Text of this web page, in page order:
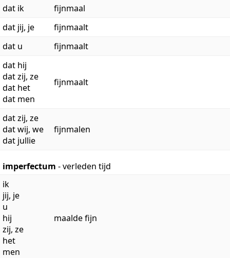
dat ik
fijnmaal
dat jij, je
fijnmaalt
dat u
fijnmaalt
dat hij
dat zij, ze
dat het
dat men
fijnmaalt
dat zij, ze
dat wij, we
dat jullie
fijnmalen
imperfectum - verleden tijd
ik
jij, je
u
hij
zij, ze
het
men
maalde fijn